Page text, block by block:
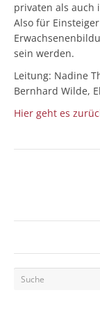
privaten als auch
Also für
sein werden.
Leitung: Nadine
Bernhard Wilde,
Hier geht es